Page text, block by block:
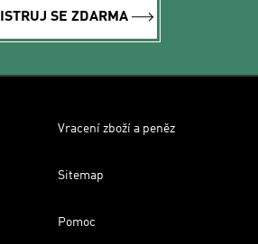
SE ZDARMA
Vracení zboží a peněz
Sitemap
Pomoc